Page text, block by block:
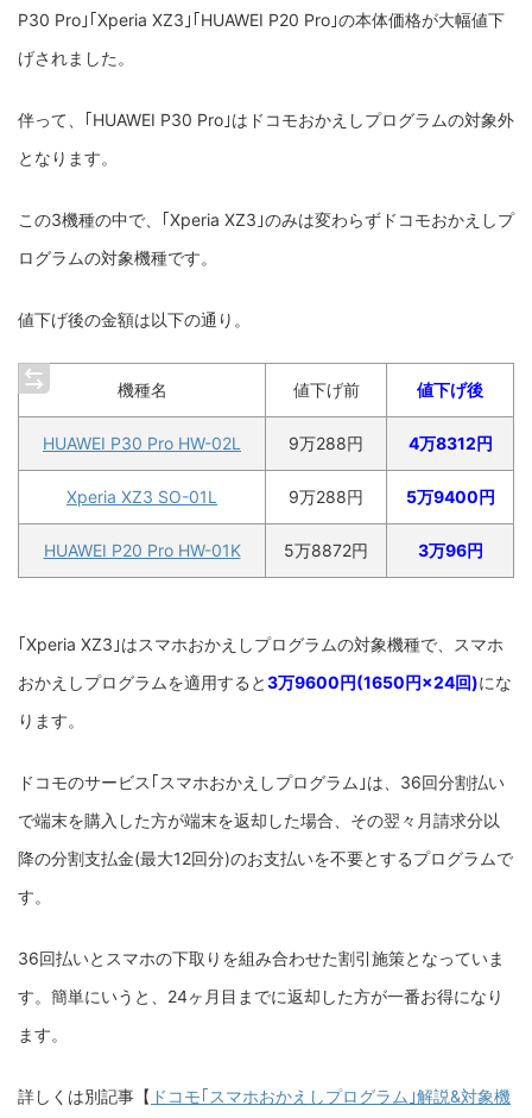
P30 Pro｣｢Xperia XZ3｣｢HUAWEI P20 Pro｣の本体価格が大幅値下
げされました。
伴って、｢HUAWEI P30 Pro｣はドコモおかえしプログラムの対象外
となります。
この3機種の中で、｢Xperia XZ3｣のみは変わらずドコモおかえしプ
ログラムの対象機種です。
値下げ後の金額は以下の通り。
機種名 値下げ前 値下げ後
HUAWEI P30 Pro HW-02L 9万288円 4万8312円
Xperia XZ3 SO-01L 9万288円 5万9400円
HUAWEI P20 Pro HW-01K 5万8872円 3万96円
｢Xperia XZ3｣はスマホおかえしプログラムの対象機種で、スマホ
おかえしプログラムを適用すると3万9600円(1650円×24回)にな
ります。
ドコモのサービス｢スマホおかえしプログラム｣は、36回分割払い
で端末を購入した方が端末を返却した場合、その翌々月請求分以
降の分割支払金(最大12回分)のお支払いを不要とするプログラムで
す。
36回払いとスマホの下取りを組み合わせた割引施策となっていま
す。簡単にいうと、24ヶ月目までに返却した方が一番お得になり
ます。
詳しくは別記事【 ドコモ｢スマホおかえしプログラム｣解説&対象機